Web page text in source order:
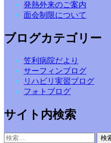
発熱外来のご案内
面会制限について
ブログカテゴリー
笠利病院だより
サーフィンブログ
リハビリ実習ブログ
フォトブログ
サイト内検索
検